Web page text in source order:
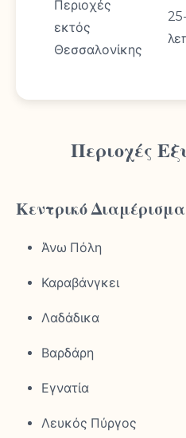
Περιοχές
εκτός
Θεσσαλονίκης
Περιοχές
Κεντρικό Διαμέρισμα
Άνω Πόλη
Καραβάνγκει
Λαδάδικα
Βαρδάρη
Εγνατία
Λευκός Πύργος